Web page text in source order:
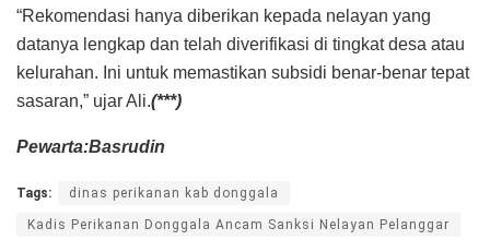
“Rekomendasi hanya diberikan kepada nelayan yang
datanya lengkap dan telah diverifikasi di tingkat desa atau
kelurahan. Ini untuk memastikan subsidi benar-benar tepat
sasaran,” ujar Ali.(***)
Pewarta:Basrudin
Tags: dinas perikanan kab donggala
Kadis Perikanan Donggala Ancam Sanksi Nelayan Pelanggar